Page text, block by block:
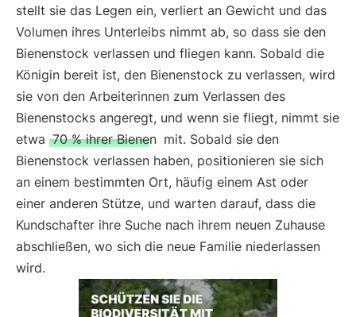
stellt sie das Legen ein, verliert an Gewicht und das
Volumen ihres Unterleibs nimmt ab, so dass sie den
Bienenstock verlassen und fliegen kann. Sobald die
Königin bereit ist, den Bienenstock zu verlassen, wird
sie von den Arbeiterinnen zum Verlassen des
Bienenstocks angeregt, und wenn sie fliegt, nimmt sie
etwa 70 % ihrer Bienen mit. Sobald sie den
Bienenstock verlassen haben, positionieren sie sich
an einem bestimmten Ort, häufig einem Ast oder
einer anderen Stütze, und warten darauf, dass die
Kundschafter ihre Suche nach ihrem neuen Zuhause
abschließen, wo sich die neue Familie niederlassen
wird.